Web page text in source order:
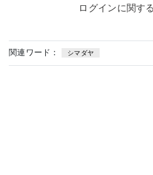
ログインに関す
関連ワード： シマダヤ